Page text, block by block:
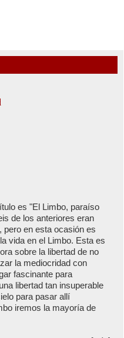
es "El Limbo, paraíso
de los anteriores eran
en esta ocasión es
vida en el Limbo. Esta es
sobre la libertad de no
la mediocridad con
fascinante para
libertad tan insuperable
para pasar allí
iremos la mayoría de